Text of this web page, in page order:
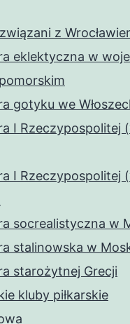
z
eklektyczna w
gotyku we
I Rzeczypospolitej
I Rzeczypospolitej
socrealistyczna w
stalinowska w
starożytnej Grecji
kluby piłkarskie